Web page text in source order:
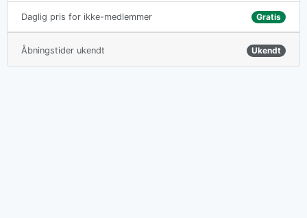
Daglig pris for ikke-medlemmer Gratis
Åbningstider ukendt Ukendt